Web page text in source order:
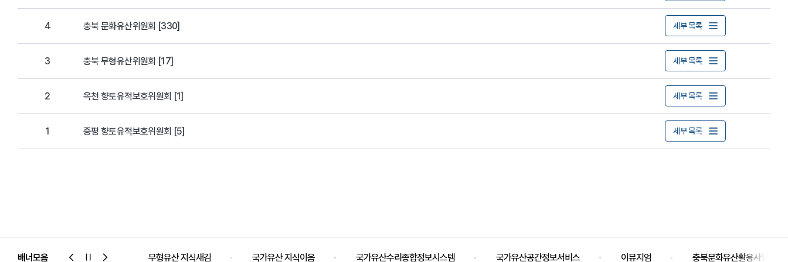
4 충북 문화유산위원회 [330] 세부 목록
3 충북 무형유산위원회 [17] 세부 목록
2 옥천 향토유적보호위원회 [1] 세부 목록
1 증평 향토유적보호위원회 [5] 세부 목록
배너모음
비스 국가유산포털 무형유산 지식새김 국가유산 지식이음 국가유산수리종합정보시스템 국가유산공간정보서비스 이뮤지엄 충북문화유산활용사업